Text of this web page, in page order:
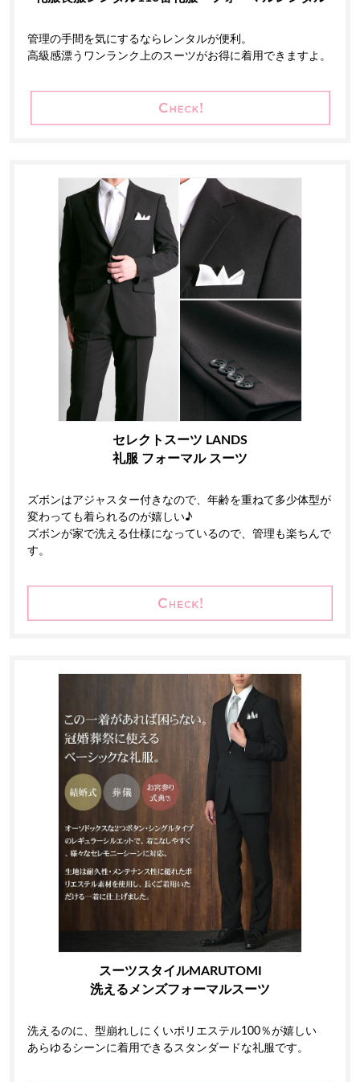
管理の手間を気にするならレンタルが便利。
高級感漂うワンランク上のスーツがお得に着用できますよ。
セレクトスーツ LANDS
礼服 フォーマル スーツ
ズボンはアジャスター付きなので、年齢を重ねて多少体型が
変わっても着られるのが嬉しい♪
ズボンが家で洗える仕様になっているので、管理も楽ちんで
す。
スーツスタイルMARUTOMI
洗えるメンズフォーマルスーツ
洗えるのに、型崩れしにくいポリエステル100％が嬉しい
あらゆるシーンに着用できるスタンダードな礼服です。